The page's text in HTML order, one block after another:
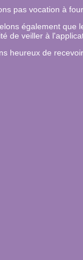
pas vocation à
également
de veiller à
heureux de